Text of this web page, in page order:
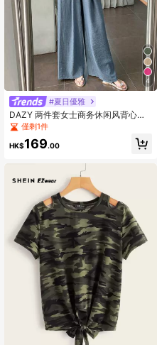
4
#夏日優雅
DAZY 两件套女士商务休闲风背心和
宽松长裤套装，女士家居服套装，女
士短款套装
僅剩1件
HK$169.00